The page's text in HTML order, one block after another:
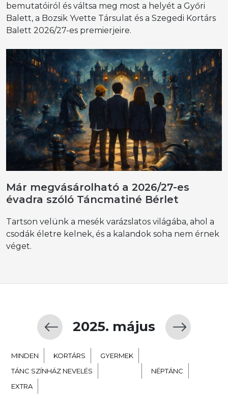
bemutatóiról és váltsa meg most a helyét a Győri
Balett, a Bozsik Yvette Társulat és a Szegedi Kortárs
Balett 2026/27-es premierjeire.
Már megvásárolható a 2026/27-es
évadra szóló Táncmatiné Bérlet
Tartson velünk a mesék varázslatos világába, ahol a
csodák életre kelnek, és a kalandok soha nem érnek
véget.
2025. május
MINDEN KORTÁRS
GYERMEK
TÁNC SZÍNHÁZ NEVELÉS
NÉPTÁNC
EXTRA